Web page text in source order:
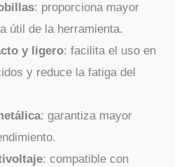
: proporciona mayor
útil de la herramienta.
y ligero: facilita el uso en
y reduce la fatiga del
: garantiza mayor
: compatible con